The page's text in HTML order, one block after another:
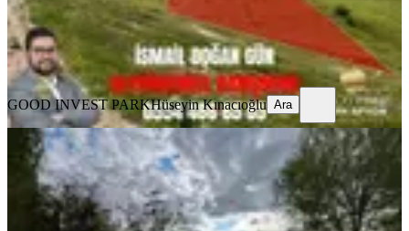
GOOD INVEST PARKHüseyin Kınacıoğlu
Ara
GOOD INVEST PARKHüseyin Kınacıoğlu Ara
Frigya Villaları Karşısnda 10 Parsel
Toplam 4320m² Satılık Arsa
İhsaniye, Türbe Mahallesi